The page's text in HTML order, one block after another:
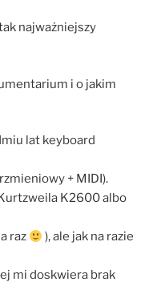
najważniejszy
i o jakim
lat keyboard
+ MIDI).
K2600 albo
raz
), ale jak na razie
mi doskwiera brak